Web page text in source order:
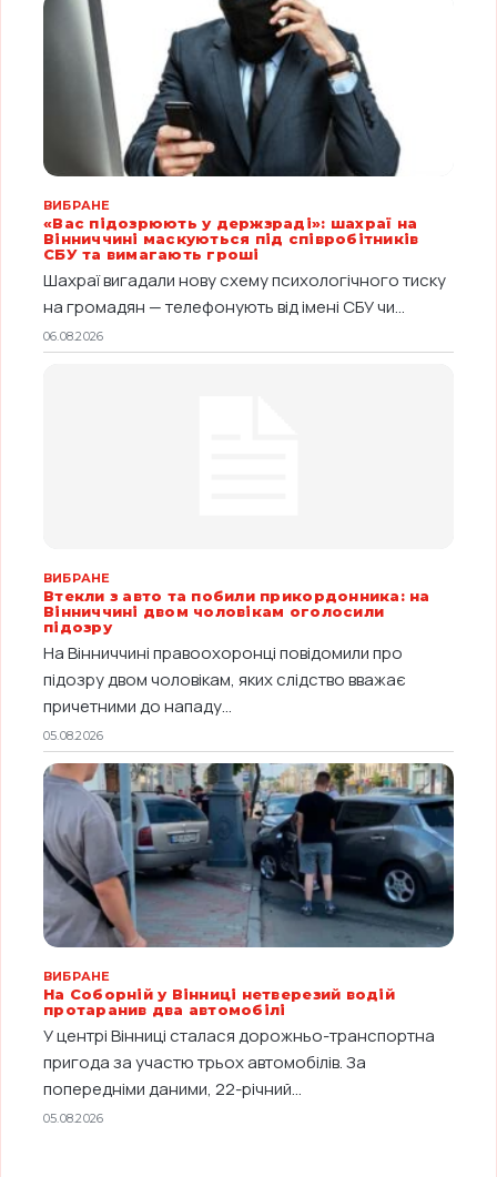
ВИБРАНЕ
«Вас підозрюють у держзраді»: шахраї на
Вінниччині маскуються під співробітників
СБУ та вимагають гроші
Шахраї вигадали нову схему психологічного тиску
на громадян — телефонують від імені СБУ чи...
06.08.2026
ВИБРАНЕ
Втекли з авто та побили прикордонника: на
Вінниччині двом чоловікам оголосили
підозру
На Вінниччині правоохоронці повідомили про
підозру двом чоловікам, яких слідство вважає
причетними до нападу...
05.08.2026
ВИБРАНЕ
На Соборній у Вінниці нетверезий водій
протаранив два автомобілі
У центрі Вінниці сталася дорожньо-транспортна
пригода за участю трьох автомобілів. За
попередніми даними, 22-річний...
05.08.2026